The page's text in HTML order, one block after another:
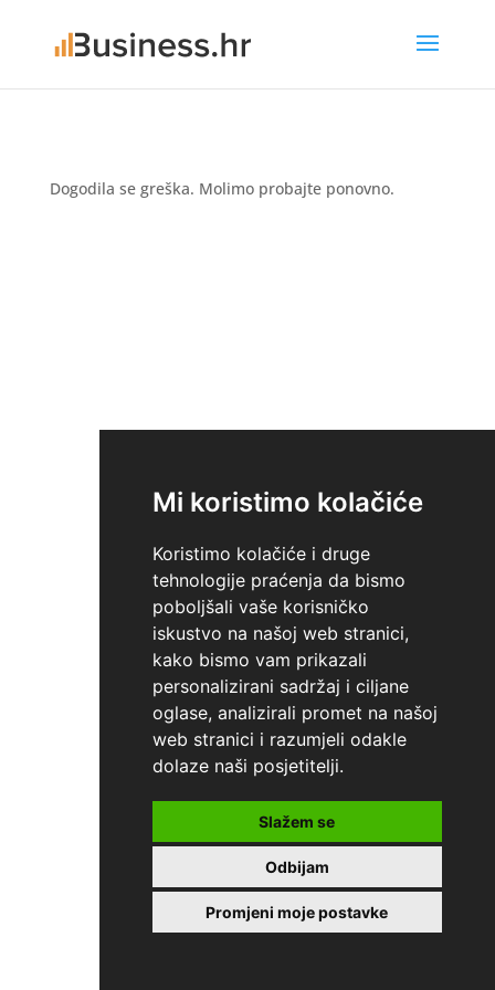
Mi koristimo kolačiće
Koristimo kolačiće i druge
tehnologije praćenja da bismo
poboljšali vaše korisničko
iskustvo na našoj web stranici,
kako bismo vam prikazali
personalizirani sadržaj i ciljane
oglase, analizirali promet na našoj
web stranici i razumjeli odakle
dolaze naši posjetitelji.
Slažem se
Odbijam
Promjeni moje postavke
Dogodila se greška. Molimo probajte ponovno.